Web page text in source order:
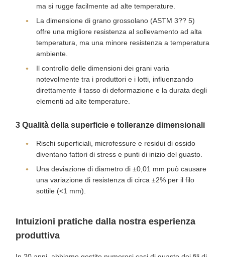
ma si rugge facilmente ad alte temperature.
La dimensione di grano grossolano (ASTM 3?? 5)
offre una migliore resistenza al sollevamento ad alta
temperatura, ma una minore resistenza a temperatura
ambiente.
Il controllo delle dimensioni dei grani varia
notevolmente tra i produttori e i lotti, influenzando
direttamente il tasso di deformazione e la durata degli
elementi ad alte temperature.
3️ Qualità della superficie e tolleranze dimensionali
Rischi superficiali, microfessure e residui di ossido
diventano fattori di stress e punti di inizio del guasto.
Una deviazione di diametro di ±0,01 mm può causare
una variazione di resistenza di circa ±2% per il filo
sottile (<1 mm).
Intuizioni pratiche dalla nostra esperienza
produttiva